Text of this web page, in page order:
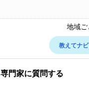
地域
教えてナ
専門家に質問する